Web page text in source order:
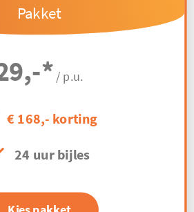
Pakket
* / p.u.
€ 168,- korting
24 uur bijles